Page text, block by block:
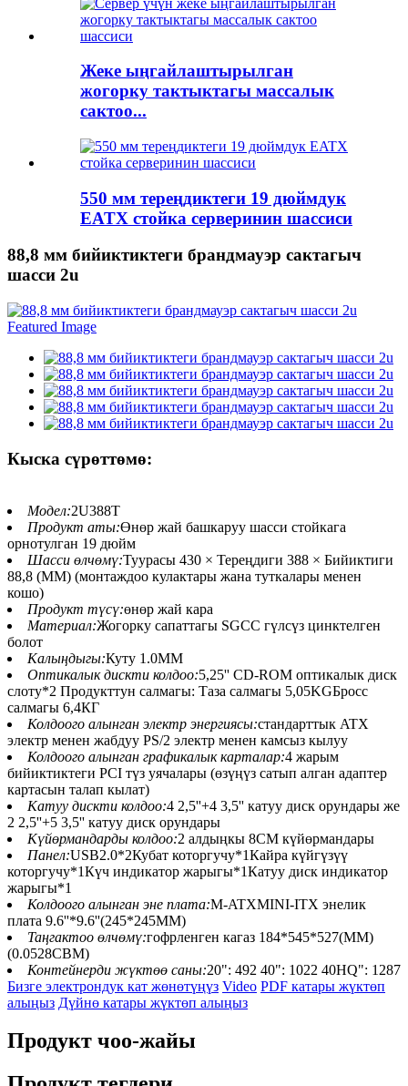
Жеке ыңгайлаштырылган
жогорку тактыктагы массалык
сактоо...
550 мм тереңдиктеги 19 дюймдук
EATX стойка серверинин шассиси
88,8 мм бийиктиктеги брандмауэр сактагыч
шасси 2u
Кыска сүрөттөмө:
Модел:2U388T
Продукт аты:Өнөр жай башкаруу шасси стойкага
орнотулган 19 дюйм
Шасси өлчөмү:Туурасы 430 × Тереңдиги 388 × Бийиктиги
88,8 (ММ) (монтаждоо кулактары жана туткалары менен
кошо)
Продукт түсү:өнөр жай кара
Материал:Жогорку сапаттагы SGCC гүлсүз цинктелген
болот
Калыңдыгы:Куту 1.0MM
Оптикалык дискти колдоо:5,25'' CD-ROM оптикалык диск
слоту*2 Продукттун салмагы: Таза салмагы 5,05KGБросс
салмагы 6,4КГ
Колдоого алынган электр энергиясы:стандарттык ATX
электр менен жабдуу PS/2 электр менен камсыз кылуу
Колдоого алынган графикалык карталар:4 жарым
бийиктиктеги PCI түз уячалары (өзүңүз сатып алган адаптер
картасын талап кылат)
Катуу дискти колдоо:4 2,5''+4 3,5'' катуу диск орундары же
2 2,5''+5 3,5'' катуу диск орундары
Күйөрмандарды колдоо:2 алдыңкы 8CM күйөрмандары
Панел:USB2.0*2Кубат которгучу*1Кайра күйгүзүү
которгучу*1Күч индикатор жарыгы*1Катуу диск индикатор
жарыгы*1
Колдоого алынган эне плата:M-ATXMINI-ITX энелик
плата 9.6''*9.6''(245*245MM)
Таңгактоо өлчөмү:гофрленген кагаз 184*545*527(MM)
(0.0528CBM)
Контейнерди жүктөө саны:20": 492 40": 1022 40HQ": 1287
Бизге электрондук кат жөнөтүңүз Video PDF катары жүктөп
алыңыз Дүйнө катары жүктөп алыңыз
Продукт чоо-жайы